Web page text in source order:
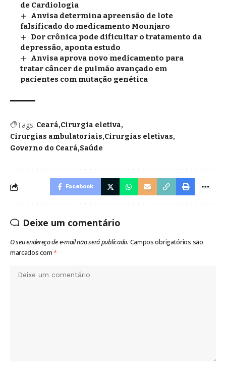
de Cardiologia
Anvisa determina apreensão de lote
falsificado do medicamento Mounjaro
Dor crônica pode dificultar o tratamento da
depressão, aponta estudo
Anvisa aprova novo medicamento para
tratar câncer de pulmão avançado em
pacientes com mutação genética
Tags: Ceará Cirurgia eletiva
Cirurgias ambulatoriais Cirurgias eletivas
Governo do Ceará Saúde
Facebook
Deixe um comentário
O seu endereço de e-mail não será publicado. Campos obrigatórios são
marcados com*